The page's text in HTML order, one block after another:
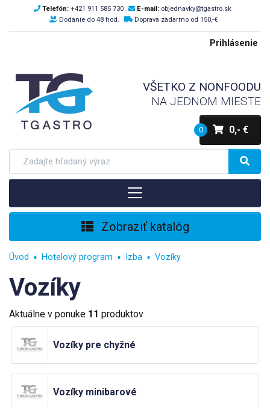
Telefón: +421 911 585 730 E-mail: objednavky@tgastro.sk
Dodanie do 48 hod.
Doprava zadarmo od 150,-€
Prihlásenie
VŠETKO Z NONFOODU
NA JEDNOM MIESTE
0 0,- €
Zobraziť katalóg
Úvod Hotelový program Izba Vozíky
Vozíky
Aktuálne v ponuke 11 produktov
Vozíky pre chyžné
Vozíky minibarové